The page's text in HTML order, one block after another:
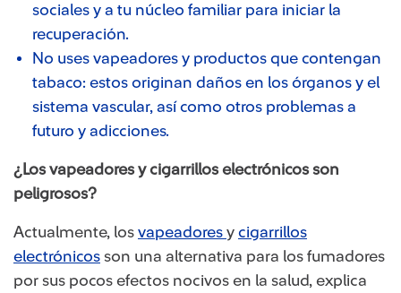
sociales y a tu núcleo familiar para iniciar la
recuperación.
No uses vapeadores y productos que contengan
tabaco: estos originan daños en los órganos y el
sistema vascular, así como otros problemas a
futuro y adicciones.
¿Los vapeadores y cigarrillos electrónicos son
peligrosos?
Actualmente, los vapeadores y cigarrillos
electrónicos son una alternativa para los fumadores
por sus pocos efectos nocivos en la salud, explica